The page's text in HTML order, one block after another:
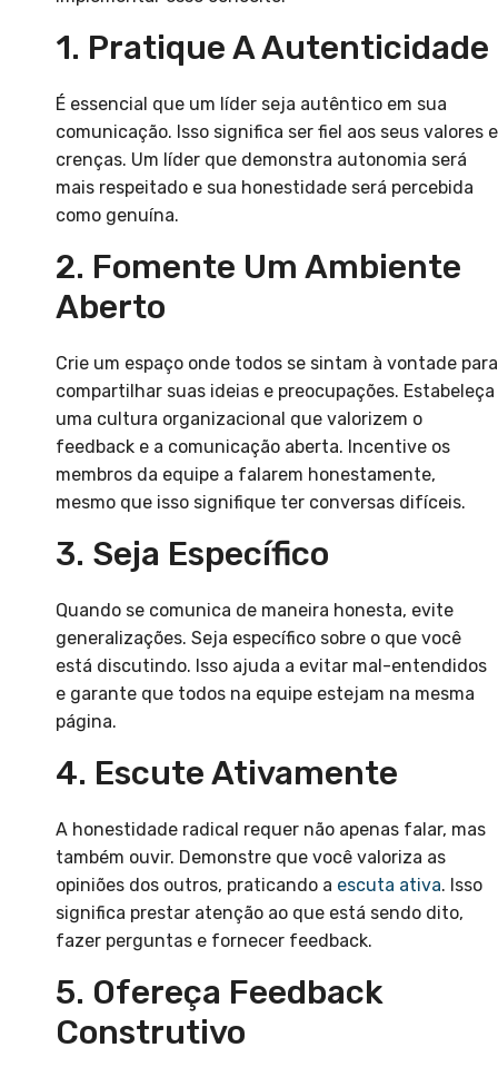
1. Pratique A Autenticidade
É essencial que um líder seja autêntico em sua
comunicação. Isso significa ser fiel aos seus valores e
crenças. Um líder que demonstra autonomia será
mais respeitado e sua honestidade será percebida
como genuína.
2. Fomente Um Ambiente
Aberto
Crie um espaço onde todos se sintam à vontade para
compartilhar suas ideias e preocupações. Estabeleça
uma cultura organizacional que valorizem o
feedback e a comunicação aberta. Incentive os
membros da equipe a falarem honestamente,
mesmo que isso signifique ter conversas difíceis.
3. Seja Específico
Quando se comunica de maneira honesta, evite
generalizações. Seja específico sobre o que você
está discutindo. Isso ajuda a evitar mal-entendidos
e garante que todos na equipe estejam na mesma
página.
4. Escute Ativamente
A honestidade radical requer não apenas falar, mas
também ouvir. Demonstre que você valoriza as
opiniões dos outros, praticando a escuta ativa. Isso
significa prestar atenção ao que está sendo dito,
fazer perguntas e fornecer feedback.
5. Ofereça Feedback
Construtivo